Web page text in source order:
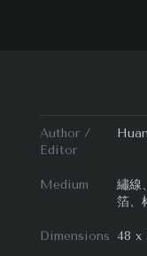
Author /
Editor
Medium
繡線
箔、
Dimensions 48 x